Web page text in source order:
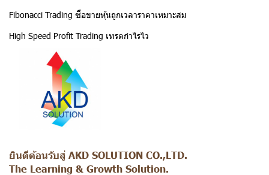
Fibonacci Trading ซื้อขายหุ้นถูกเวลาราคาเหมาะสม
High Speed Profit Trading เทรดกำไรไว
ยินดีต้อนรับสู่ AKD SOLUTION CO.,LTD.
The Learning & Growth Solution.